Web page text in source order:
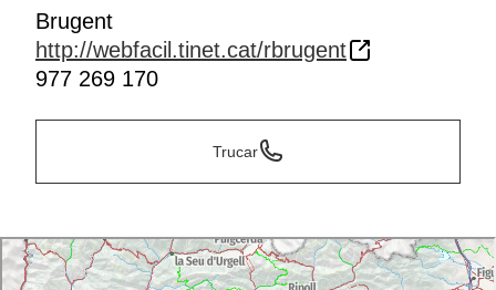
Brugent
http://webfacil.tinet.cat/rbrugent
977 269 170
Trucar